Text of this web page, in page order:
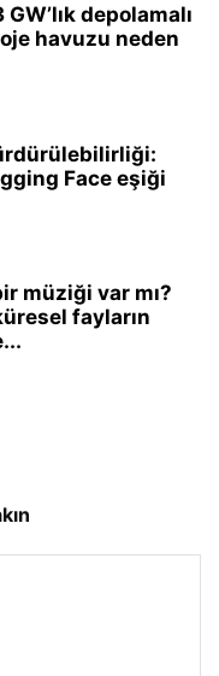
depolamalı
havuzu neden
Face eşiği
müziği var mı?
fayların